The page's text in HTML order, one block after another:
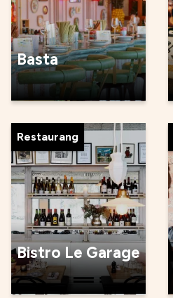
Basta
Restaurang
Bistro Le Garage